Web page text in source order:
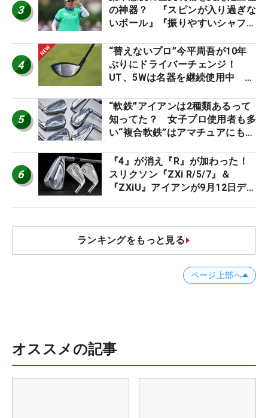
3
の神器？ 『スピンが入り過ぎな
いボール』『振りやすいシャフ
ー』 #女子プロセッティング
4
“替えないプロ”今平周吾が10年
ぶりにドライバーチェンジ！
UT、5Wは名器を継続使用中 #
5
“軟鉄”アイアンは2種類あるって
知ってた？ 女子プロ使用者も多
い“複合軟鉄”はアマチュアにもオ
6
『4』が消え『R』が加わった！
スリクソン『ZXi R/5/7』＆
『ZXiU』アイアンが9月12日デ
ランキングをもっと見る
ページ上部へ
オススメの記事